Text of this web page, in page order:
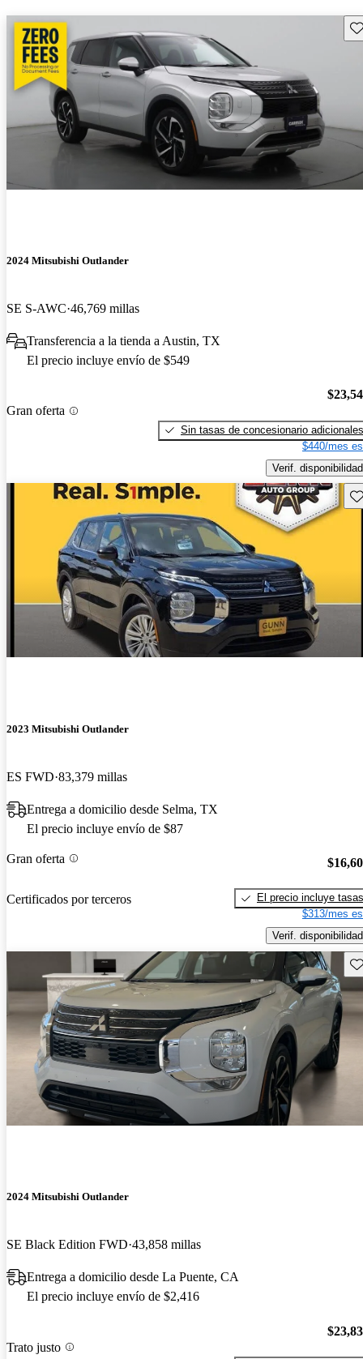
2024 Mitsubishi Outlander
SE S-AWC 46,769 millas
Transferencia a la tienda a Austin, TX
El precio incluye envío de $549
Gran oferta
Sin tasas de concesionario adicionales
$440/mes
Verif. disponibilidad
2023 Mitsubishi Outlander
ES FWD 83,379 millas
Entrega a domicilio desde Selma, TX
El precio incluye envío de $87
Gran oferta
Certificados por terceros
El precio incluye tasas
$313/mes
Verif. disponibilidad
2024 Mitsubishi Outlander
SE Black Edition FWD 43,858 millas
Entrega a domicilio desde La Puente, CA
El precio incluye envío de $2,416
Trato justo